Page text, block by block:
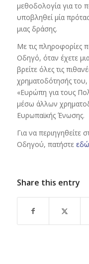
μεθοδολογία για το
υποβληθεί μία
μιας δράσης.
Με τις πληροφορίες
Οδηγό, όταν έχετε
βρείτε όλες τις
χρηματοδότησής
«Ευρώπη για τους
μέσω άλλων
Ευρωπαϊκής Ένωσης.
Για να περιηγηθείτε
Οδηγού, πατήστε εδώ
Share this entry